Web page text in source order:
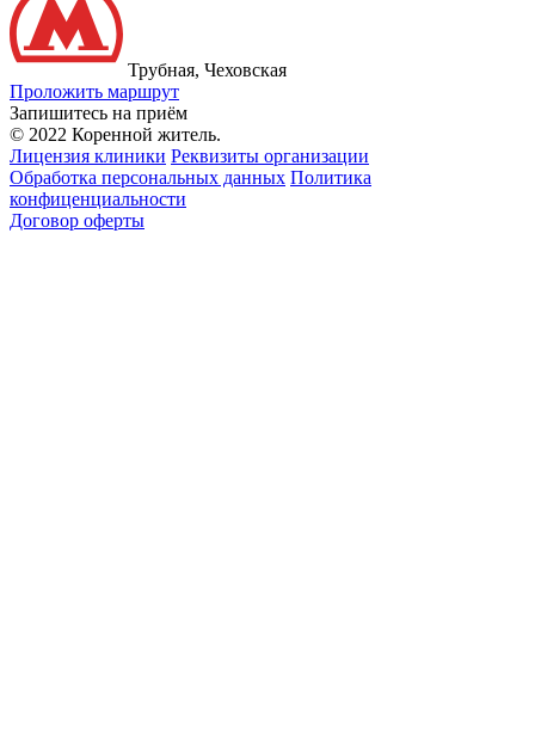
Трубная, Чеховская
Проложить маршрут
Запишитесь на приём
© 2022 Коренной житель.
Лицензия клиники Реквизиты организации
Обработка персональных данных Политика
конфиценциальности
Договор оферты